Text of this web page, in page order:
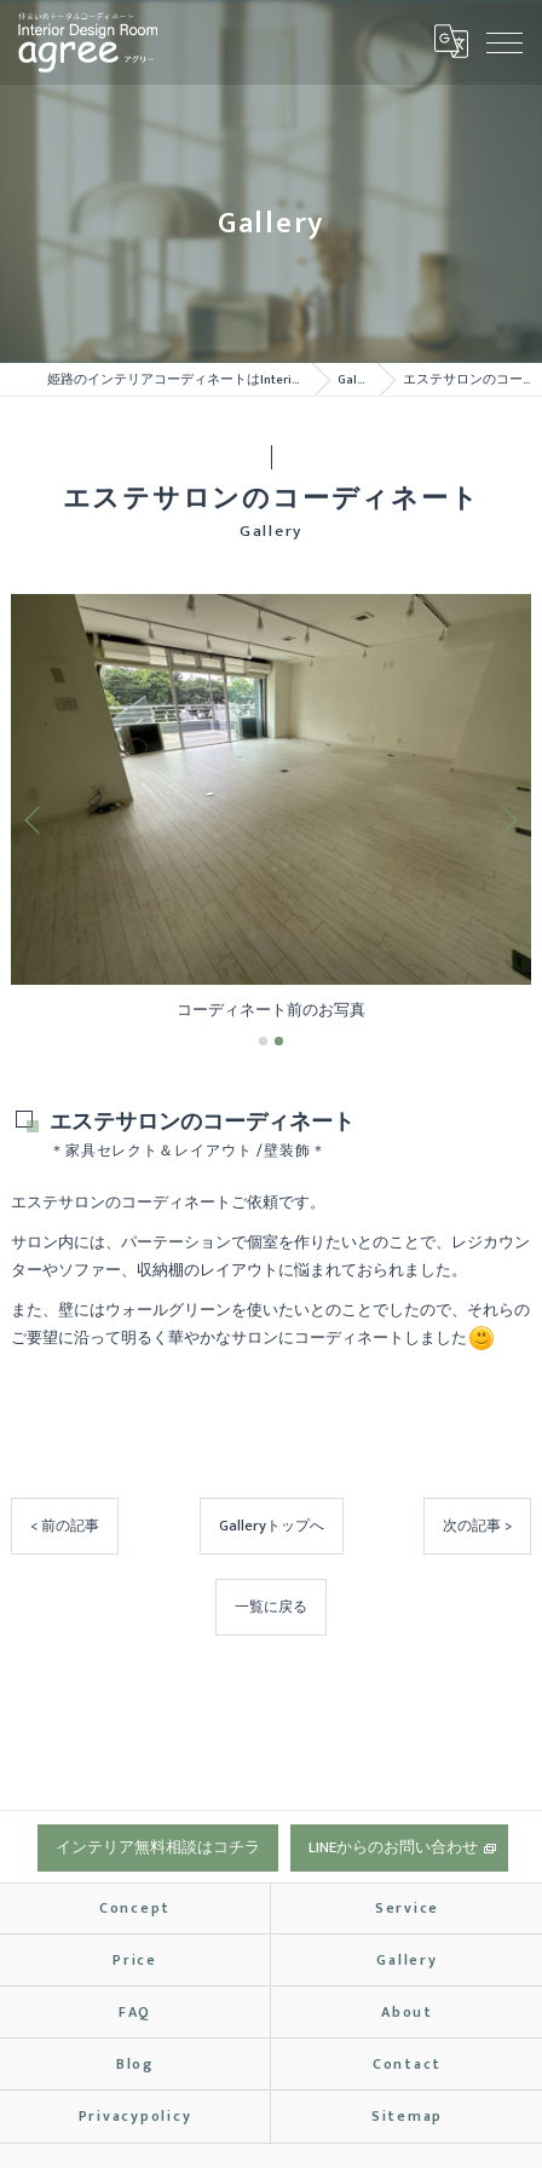
Gallery
姫路のインテリアコーディネートはInterior Design Room agree Gallery エステサロンのコーディネート
Gallery
エステサロンのコーディネート
コーディネート前のお写真
エステサロンのコーディネート
＊家具セレクト＆レイアウト /壁装飾＊
エステサロンのコーディネートご依頼です。
サロン内には、パーテーションで個室を作りたいとのことで、レジカウン
ターやソファー、収納棚のレイアウトに悩まれておられました。
また、壁にはウォールグリーンを使いたいとのことでしたので、それらの
ご要望に沿って明るく華やかなサロンにコーディネートしました
< 前の記事 Galleryトップへ 次の記事 >
一覧に戻る
インテリア無料相談はコチラ LINEからのお問い合わせ
Concept Service
Price Gallery
FAQ About
Blog Contact
Privacypolicy Sitemap